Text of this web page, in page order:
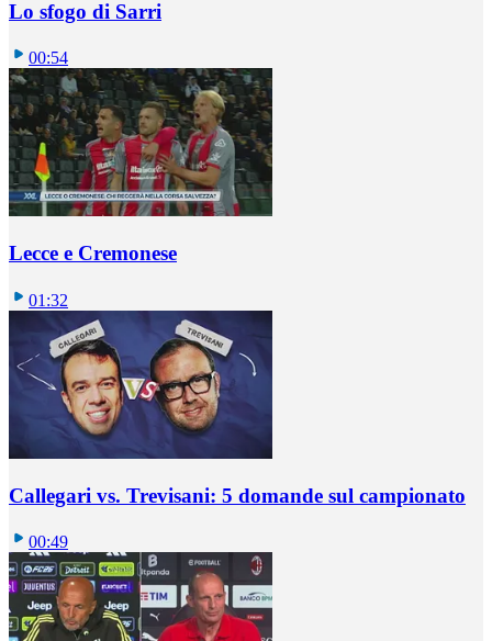
Lo sfogo di Sarri
00:54
Lecce e Cremonese
01:32
Callegari vs. Trevisani: 5 domande sul campionato
00:49